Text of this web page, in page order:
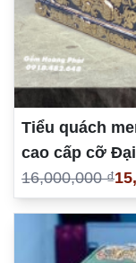
Tiểu quách
cao cấp cỡ
16,000,000 ₫